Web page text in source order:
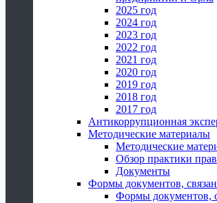
2025 год
2024 год
2023 год
2022 год
2021 год
2020 год
2019 год
2018 год
2017 год
Антикоррупционная
Методические материалы
Методические
Обзор практики
Документы
Формы документов,
Формы документов,